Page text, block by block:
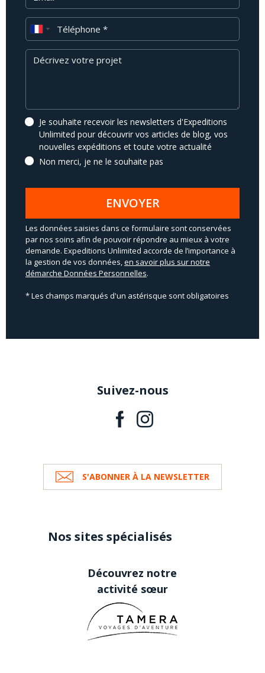
Téléphone
Message
Je souhaite recevoir les newsletters d'Expeditions
Unlimited pour découvrir vos articles de blog, vos
nouvelles expéditions et toute votre actualité
Non merci, je ne le souhaite pas
ENVOYER
Les données saisies dans ce formulaire sont conservées
par nos soins afin de pouvoir répondre au mieux à votre
demande. Expeditions Unlimited accorde de l’importance à
la gestion de vos données, en savoir plus sur notre
démarche Données Personnelles.
* Les champs marqués d'un astérisque sont obligatoires
Suivez-nous
S'ABONNER À LA NEWSLETTER
Nos sites spécialisés
Découvrez notre
activité sœur